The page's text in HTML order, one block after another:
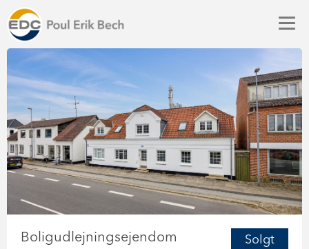
Solgt
Boligudlejningsejendom